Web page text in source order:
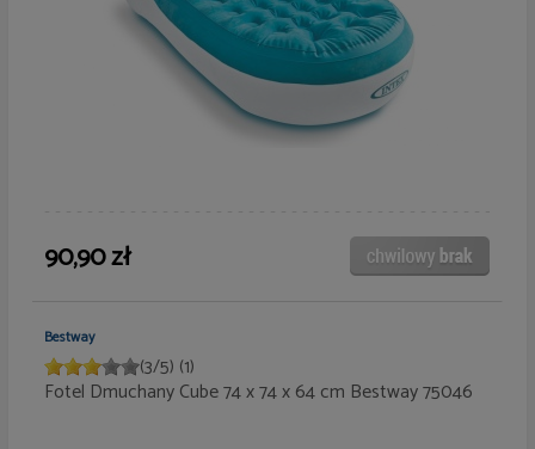
90,90 zł
Bestway
(3/5) (1)
Fotel Dmuchany Cube 74 x 74 x 64 cm Bestway 75046